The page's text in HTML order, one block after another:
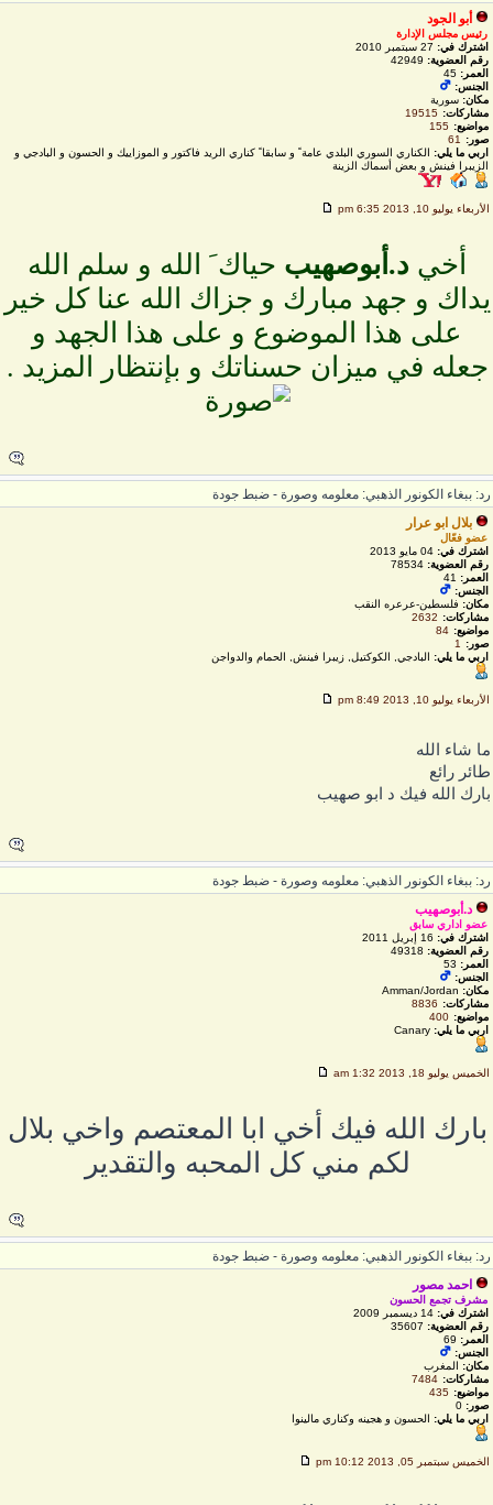
أبو الجود
رئيس مجلس الإدارة
اشترك في:27 سبتمبر 2010
رقم العضوية:42949
العمر: 45
الجنس:
مكان:سورية
مشاركات:
19515
مواضيع:
155
صور:
61
اربي ما يلي:الكناري السوري البلدي عامة ً و سابقا ً كناري الريد فاكتور و الموزاييك و الحسون و البادجي و
الزيبرا فينش و بعض أسماك الزينة
الأربعاء يوليو 10, 2013 6:35 pm
أخي د.أبوصهيبحياك َ الله و سلم الله
و جهد مبارك و جزاك الله عنا كل خير
على هذا الموضوع و على هذا الجهد و
جعله في ميزان حسناتك و بإنتظار المزيد .
ببغاء الكونور الذهبي: معلومه وصورة - ضبط جودة
بلال ابو عرار
عضو فعّال
اشترك في:04 مايو 2013
رقم العضوية:78534
العمر: 41
الجنس:
مكان:فلسطين-عرعره النقب
مشاركات:
2632
مواضيع:
84
صور:
اربي ما يلي:البادجي, الكوكتيل, زيبرا فينش, الحمام والدواجن
الأربعاء يوليو 10, 2013 8:49 pm
شاء الله
رائع
الله فيك د ابو صهيب
ببغاء الكونور الذهبي: معلومه وصورة - ضبط جودة
د.أبوصهيب
عضو اداري سابق
اشترك في:16 إبريل 2011
رقم العضوية:49318
العمر: 53
الجنس:
مكان:Amman/Jordan
مشاركات:
8836
مواضيع:
400
اربي ما يلي:Canary
الخميس يوليو 18, 2013 1:32 am
بارك الله فيك أخي ابا المعتصم واخي بلال
لكم مني كل المحبه والتقدير
ببغاء الكونور الذهبي: معلومه وصورة - ضبط جودة
احمد مصور
مشرف تجمع الحسون
اشترك في:14 ديسمبر 2009
رقم العضوية:35607
العمر: 69
الجنس:
مكان:المغرب
مشاركات:
7484
مواضيع:
435
صور: 0
اربي ما يلي:الحسون و هجينه وكناري مالينوا
الخميس سبتمبر 05, 2013 10:12 pm